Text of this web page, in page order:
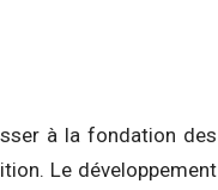
à la fondation des
Le développement